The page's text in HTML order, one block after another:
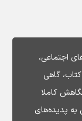
اجتماعی،
گاهی
کاملا
پدیده‌های